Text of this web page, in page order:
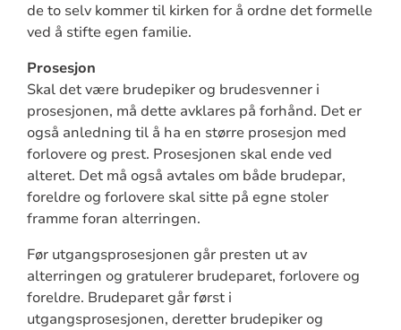
de to selv kommer til kirken for å ordne det formelle
ved å stifte egen familie.
Prosesjon
Skal det være brudepiker og brudesvenner i
prosesjonen, må dette avklares på forhånd. Det er
også anledning til å ha en større prosesjon med
forlovere og prest. Prosesjonen skal ende ved
alteret. Det må også avtales om både brudepar,
foreldre og forlovere skal sitte på egne stoler
framme foran alterringen.
Før utgangsprosesjonen går presten ut av
alterringen og gratulerer brudeparet, forlovere og
foreldre. Brudeparet går først i
utgangsprosesjonen, deretter brudepiker og